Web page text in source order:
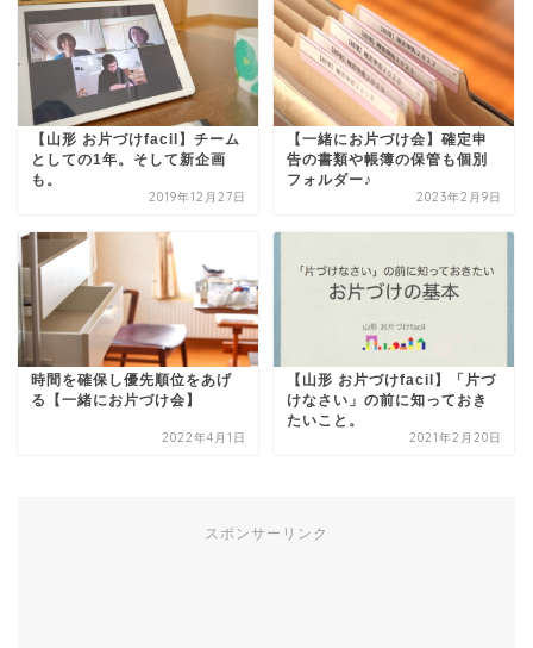
【山形 お片づけfacil】チーム
としての1年。そして新企画
も。
2019年12月27日
【一緒にお片づけ会】確定申
告の書類や帳簿の保管も個別
フォルダー♪
2023年2月9日
時間を確保し優先順位をあげ
る【一緒にお片づけ会】
2022年4月1日
【山形 お片づけfacil】「片づ
けなさい」の前に知っておき
たいこと。
2021年2月20日
スポンサーリンク